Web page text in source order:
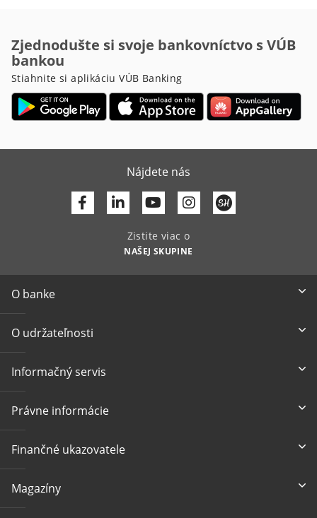
Zjednodušte si svoje bankovníctvo s VÚB
bankou
Stiahnite si aplikáciu VÚB Banking
Nájdete nás
Facebook
LinkedinYoutube
Zistite viac o
NAŠEJ SKUPINE
O banke
O udržateľnosti
Informačný servis
Právne informácie
Finančné ukazovatele
Magazíny